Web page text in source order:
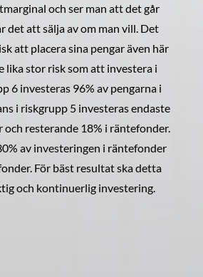
och ser man att det går
det att sälja av om man vill. Det
att placera sina pengar även här
lika stor risk som att investera i
6 investeras 96% av pengarna i
i riskgrupp 5 investeras endaste
resterande 18% i räntefonder.
av investeringen i räntefonder
För bäst resultat ska detta
och kontinuerlig investering.